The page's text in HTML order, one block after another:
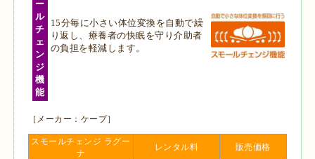
ー
ル
チ
ェ
ン
ジ
機
能
15分毎に小さい体位変換を自動で繰
り返し、療養者の快眠を守り介助者
の負担を軽減します。
［メーカー：ケープ］
スモールチェンジ ラグー
ナ
レンタル料 販売価格